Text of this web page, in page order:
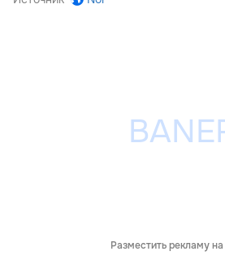
Разместить рекламу